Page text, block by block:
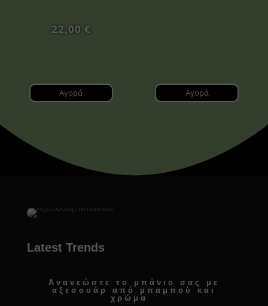
22,00 €
Αγορά Αγορά
Latest Trends
Ανανεώστε το μπάνιο σας με
αξεσουάρ από μπαμπού και
χρώμα